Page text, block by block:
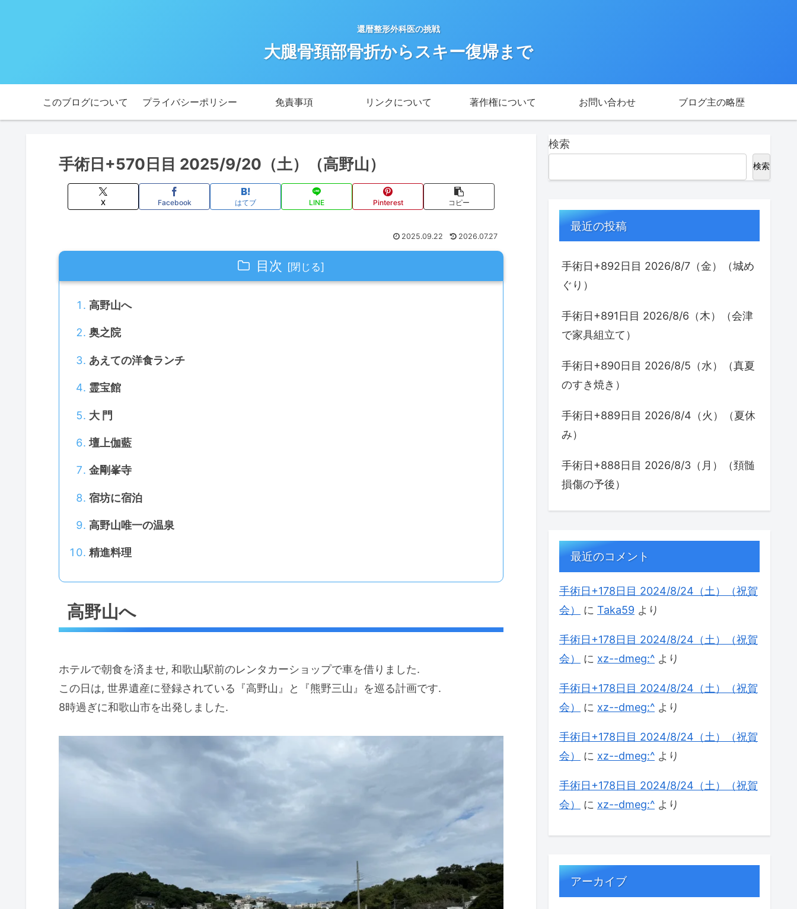
還暦整形外科医の挑戦
大腿骨頚部骨折からスキー復帰まで
このブログについて プライバシーポリシー 免責事項 リンクについて 著作権について お問い合わせ ブログ主の略歴
手術日+570日目 2025/9/20（土）（高野山）
X Facebook はてブ LINE Pinterest コピー
2025.09.22 2026.07.27
目次
高野山へ
奥之院
あえての洋食ランチ
霊宝館
大 門
壇上伽藍
金剛峯寺
宿坊に宿泊
高野山唯一の温泉
精進料理
高野山へ
ホテルで朝食を済ませ, 和歌山駅前のレンタカーショップで車を借りました.
この日は, 世界遺産に登録されている『高野山』と『熊野三山』を巡る計画です.
8時過ぎに和歌山市を出発しました.
検索
検索
最近の投稿
手術日+892日目 2026/8/7（金）（城め
ぐり）
手術日+891日目 2026/8/6（木）（会津
で家具組立て）
手術日+890日目 2026/8/5（水）（真夏
のすき焼き）
手術日+889日目 2026/8/4（火）（夏休
み）
手術日+888日目 2026/8/3（月）（頚髄
損傷の予後）
最近のコメント
手術日+178日目 2024/8/24（土）（祝賀
会）
に Taka59 より
手術日+178日目 2024/8/24（土）（祝賀
会）
に xz--dmeg:^ より
手術日+178日目 2024/8/24（土）（祝賀
会）
に xz--dmeg:^ より
手術日+178日目 2024/8/24（土）（祝賀
会）
に xz--dmeg:^ より
手術日+178日目 2024/8/24（土）（祝賀
会）
に xz--dmeg:^ より
アーカイブ